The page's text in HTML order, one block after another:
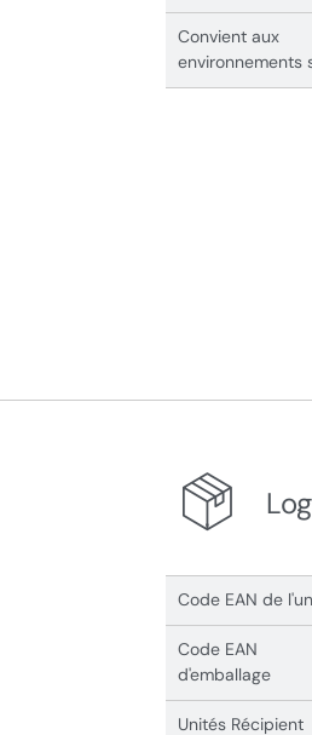
Convient aux
environnements
Code EAN de
Code EAN
d'emballage
Unités Récipient